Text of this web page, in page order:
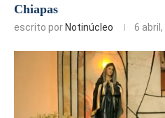
Chiapas
escrito por Notinúcleo 6 abril,